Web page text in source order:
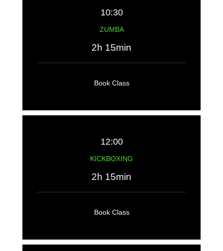
10:30
ZUMBA
2h 15min
Book Class
12:00
KICKBOXING
2h 15min
Book Class